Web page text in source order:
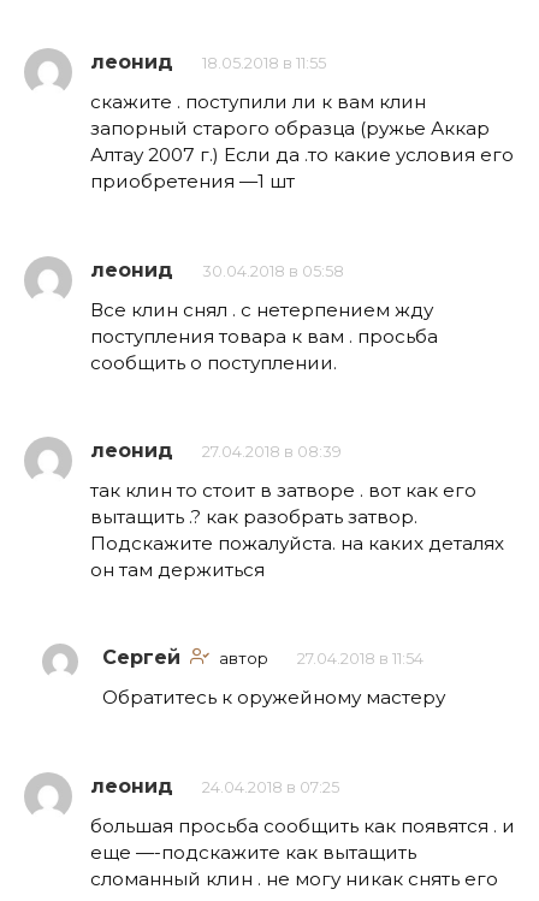
леонид 18.05.2018 в 11:55
скажите . поступили ли к вам клин
запорный старого образца (ружье Аккар
Алтау 2007 г.) Если да .то какие условия его
приобретения —1 шт
леонид 30.04.2018 в 05:58
Все клин снял . с нетерпением жду
поступления товара к вам . просьба
сообщить о поступлении.
леонид 27.04.2018 в 08:39
так клин то стоит в затворе . вот как его
вытащить .? как разобрать затвор.
Подскажите пожалуйста. на каких деталях
он там держиться
Сергей автор 27.04.2018 в 11:54
Обратитесь к оружейному мастеру
леонид 24.04.2018 в 07:25
большая просьба сообщить как появятся . и
еще —-подскажите как вытащить
сломанный клин . не могу никак снять его